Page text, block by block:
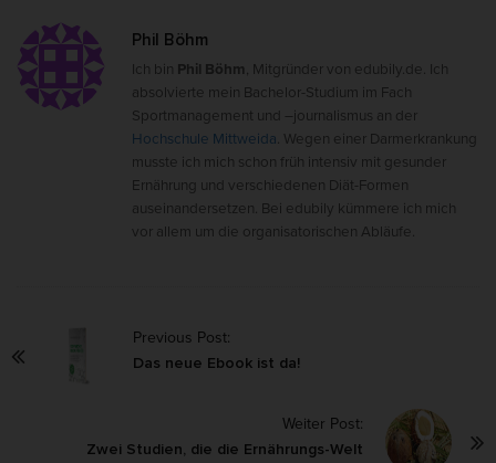
Phil Böhm
Ich bin Phil Böhm, Mitgründer von edubily.de. Ich
absolvierte mein Bachelor-Studium im Fach
Sportmanagement und –journalismus an der
Hochschule Mittweida. Wegen einer Darmerkrankung
musste ich mich schon früh intensiv mit gesunder
Ernährung und verschiedenen Diät-Formen
auseinandersetzen. Bei edubily kümmere ich mich
vor allem um die organisatorischen Abläufe.
Previous Post:
Das neue Ebook ist da!
Weiter Post:
Zwei Studien, die die Ernährungs-Welt